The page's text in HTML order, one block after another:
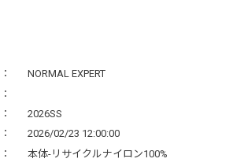
NORMAL EXPERT
2026SS
2026/02/23 12:00:00
本体-リサイクルナイロン100%